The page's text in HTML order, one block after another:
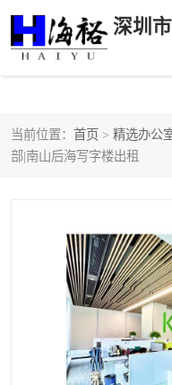
当前位置： 首页 > 精选办公
部|南山后海写字楼出租
后海
福田中心区写字楼租
罗湖水贝